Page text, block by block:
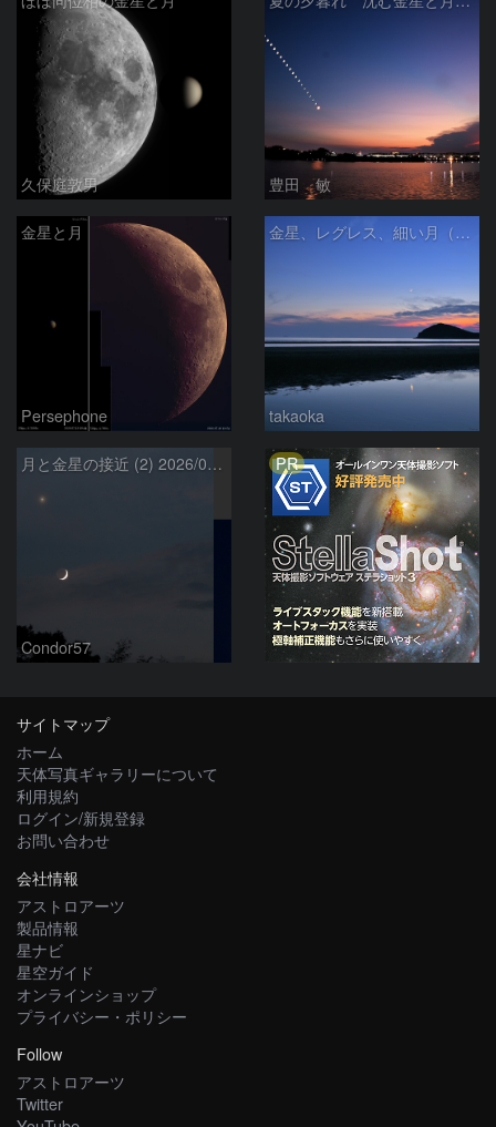
久保庭敦男 豊田 敏
金星と月
Persephone
金星、レグレス、細い月（７月１６日）
takaoka
月と金星の接近 (2) 2026/07/17
Condor57
PR
サイトマップ
ホーム
天体写真ギャラリーについて
利用規約
ログイン/新規登録
お問い合わせ
会社情報
アストロアーツ
製品情報
星ナビ
星空ガイド
オンラインショップ
プライバシー・ポリシー
Follow
アストロアーツ
Twitter